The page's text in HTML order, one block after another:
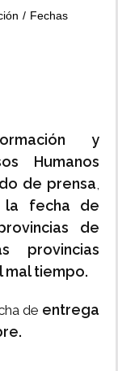
Fechas
y
Humanos
de prensa,
la fecha de
de
provincias
tiempo.
de entrega